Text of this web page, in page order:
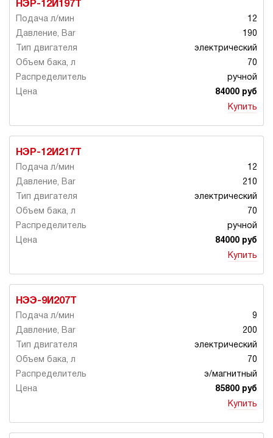
НЭР-12И197Т
12
190
электрический
70
ручной
84000 руб
Купить
НЭР-12И217Т
12
210
электрический
70
ручной
84000 руб
Купить
НЭЭ-9И207Т
9
200
электрический
70
э/магнитный
85800 руб
Купить